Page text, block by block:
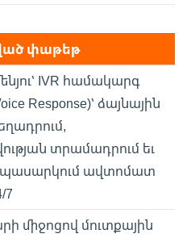
փաթեթ
IVR համակարգ
Response)՝ ձայնային
տրամադրում եւ
ավտոմատ
7
միջոցով մուտքային